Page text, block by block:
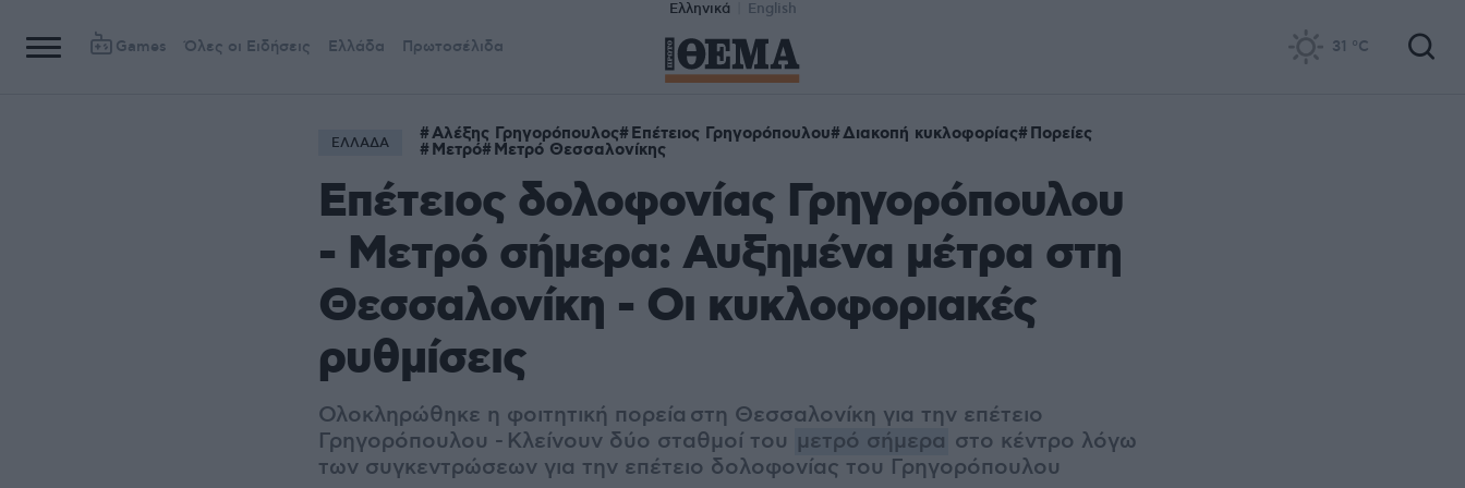
Ελληνικά English
Games Όλες οι Ειδήσεις Ελλάδα Πρωτοσέλιδα 31 °C
ΕΛΛΑΔΑ Αλέξης Γρηγορόπουλος Επέτειος Γρηγορόπουλου Διακοπή κυκλοφορίας Πορείες
Μετρό Μετρό Θεσσαλονίκης
Επέτειος δολοφονίας Γρηγορόπουλου
- Μετρό σήμερα: Αυξημένα μέτρα στη
Θεσσαλονίκη - Οι κυκλοφοριακές
ρυθμίσεις
Ολοκληρώθηκε η φοιτητική πορεία στη Θεσσαλονίκη για την επέτειο
Γρηγορόπουλου - Κλείνουν δύο σταθμοί του μετρό σήμερα στο κέντρο λόγω
των συγκεντρώσεων για την επέτειο δολοφονίας του Γρηγορόπουλου